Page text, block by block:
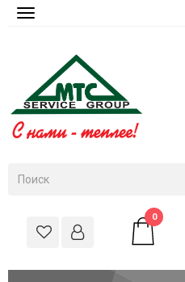
Toggle
0